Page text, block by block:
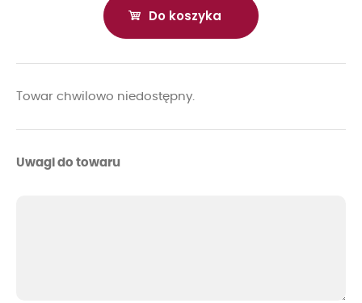
Do koszyka
Towar chwilowo niedostępny.
Uwagi do towaru